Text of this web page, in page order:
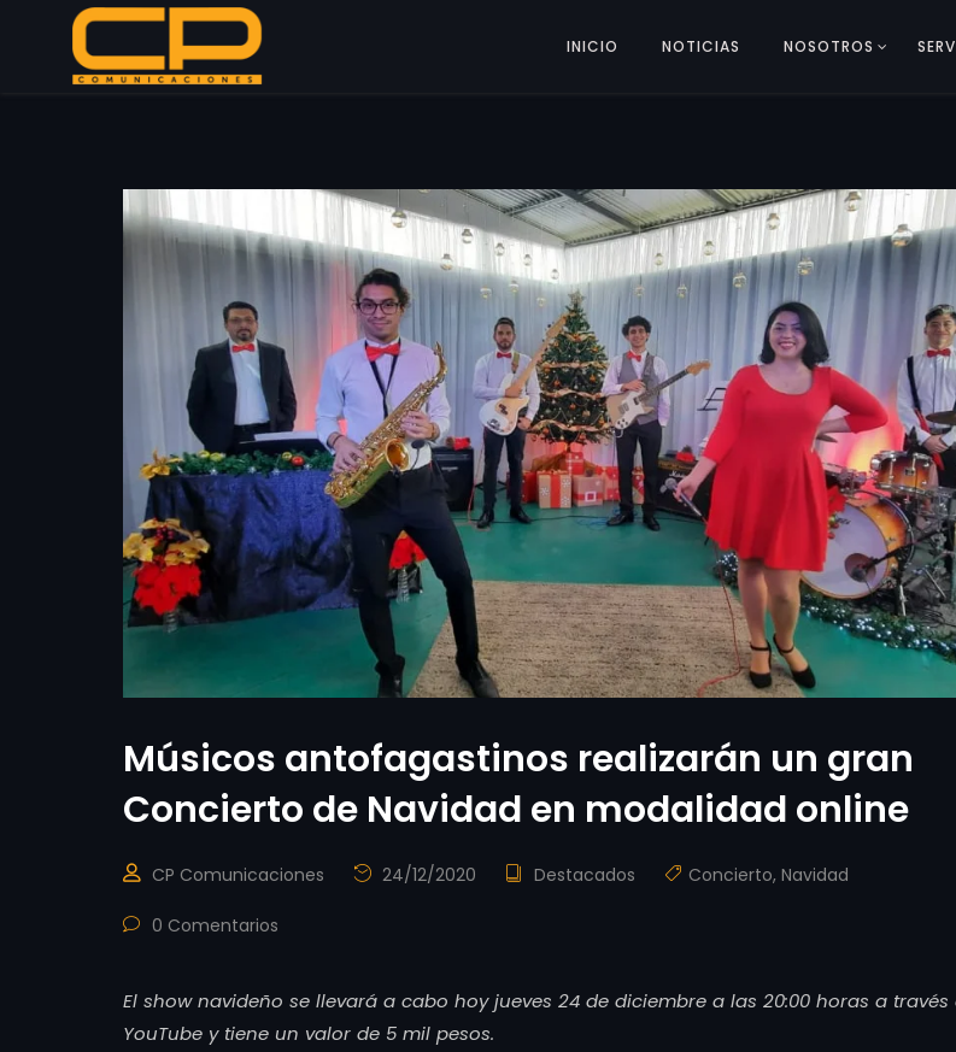
INICIO NOTICIAS NOSOTROS
Músicos antofagastinos realizarán un gran
Concierto de Navidad en modalidad online
CP Comunicaciones 24/12/2020 Destacados Concierto, Navidad
0 Comentarios
El show navideño se llevará a cabo hoy jueves 24 de diciembre a las 20:00 horas a través
YouTube y tiene un valor de 5 mil pesos.